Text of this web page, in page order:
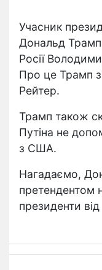
Учасник
Дональд Трамп
Росії
Про це Трамп
Рейтер.
Трамп також
Путіна не
з США.
Нагадаємо,
претендентом
президенти від